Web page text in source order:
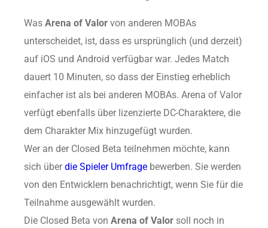
Was Arena of Valor von anderen MOBAs
unterscheidet, ist, dass es ursprünglich (und derzeit)
auf iOS und Android verfügbar war. Jedes Match
dauert 10 Minuten, so dass der Einstieg erheblich
einfacher ist als bei anderen MOBAs. Arena of Valor
verfügt ebenfalls über lizenzierte DC-Charaktere, die
dem Charakter Mix hinzugefügt wurden.
Wer an der Closed Beta teilnehmen möchte, kann
sich überdie Spieler Umfrage bewerben. Sie werden
von den Entwicklern benachrichtigt, wenn Sie für die
Teilnahme ausgewählt wurden.
Die Closed Beta von Arena of Valor soll noch in